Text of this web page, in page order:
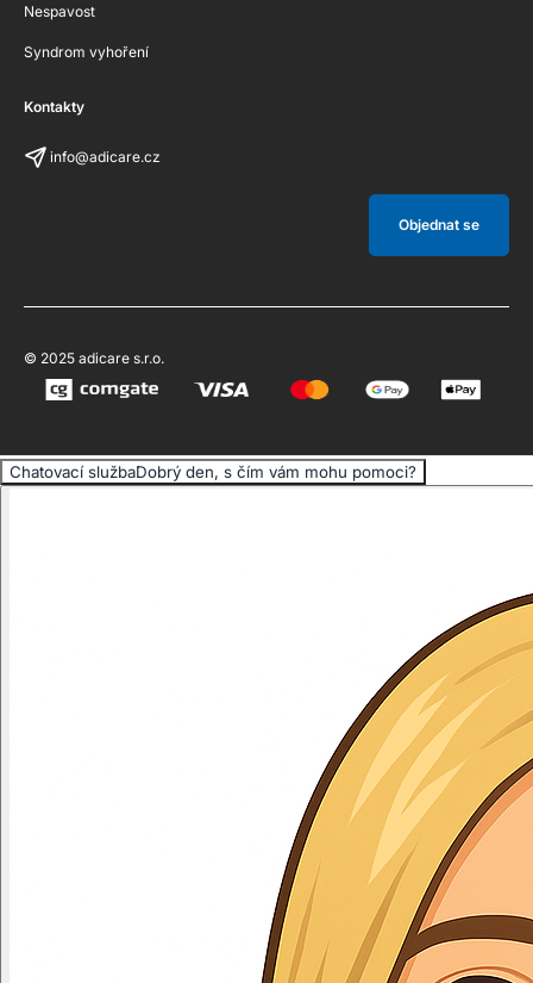
Nespavost
Syndrom vyhoření
Kontakty
info@adicare.cz
Objednat se
© 2025 adicare s.r.o.